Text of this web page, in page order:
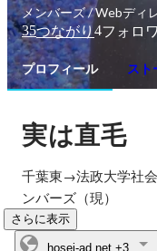
メンバーズ / Webディ
35つながり4フォロ
プロフィール スト
実は直毛
千葉東→法政大学社
ンバーズ（現）
さらに表示
hosei-ad.net +3